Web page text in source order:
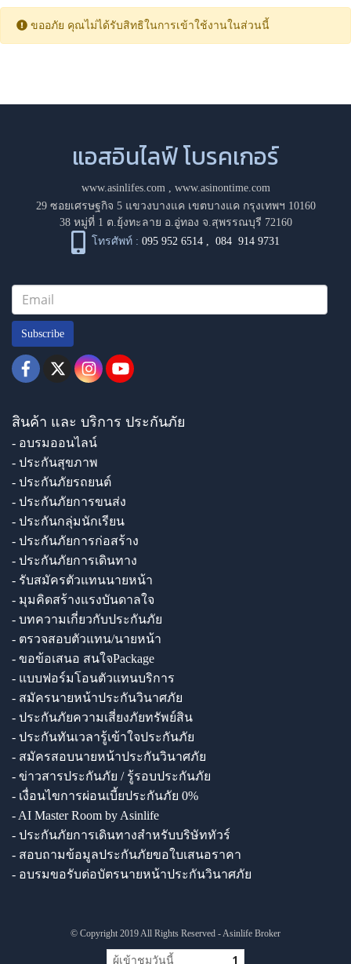
ขออภัย คุณไม่ได้รับสิทธิในการเข้าใช้งานในส่วนนี้
แอสอินไลฟ์ โบรคเกอร์
www.asinlifes.com, www.asinontime.com
29 ซอยเศรษฐกิจ 5 แขวงบางแค เขตบางแค กรุงเทพฯ 10160
38 หมู่ที่ 1 ต.ยุ้งทะลาย อ.อู่ทอง จ.สุพรรณบุรี 72160
โทรศัพท์ : 095 952 6514 ,084 914 9731
Subscribe
สินค้า และ บริการ ประกันภัย
- อบรมออนไลน์
- ประกันสุขภาพ
- ประกันภัยรถยนต์
- ประกันภัยการขนส่ง
- ประกันกลุ่มนักเรียน
- ประกันภัยการก่อสร้าง
- ประกันภัยการเดินทาง
- รับสมัครตัวแทนนายหน้า
- มุมคิดสร้างแรงบันดาลใจ
- บทความเกี่ยวกับประกันภัย
- ตรวจสอบตัวแทน/นายหน้า
- ขอข้อเสนอ สนใจPackage
- แบบฟอร์มโอนตัวแทนบริการ
- สมัครนายหน้าประกันวินาศภัย
- ประกันภัยความเสี่ยงภัยทรัพย์สิน
- ประกันทันเวลารู้เข้าใจประกันภัย
- สมัครสอบนายหน้าประกันวินาศภัย
- ข่าวสารประกันภัย / รู้รอบประกันภัย
- เงื่อนไขการผ่อนเบี้ยประกันภัย 0%
- AI Master Room by Asinlife
- ประกันภัยการเดินทางสำหรับบริษัททัวร์
- สอบถามข้อมูลประกันภัยขอใบเสนอราคา
- อบรมขอรับต่อบัตรนายหน้าประกันวินาศภัย
© Copyright 2019 All Rights Reserved - Asinlife Broker
ผู้เข้าชมวันนี้ 1